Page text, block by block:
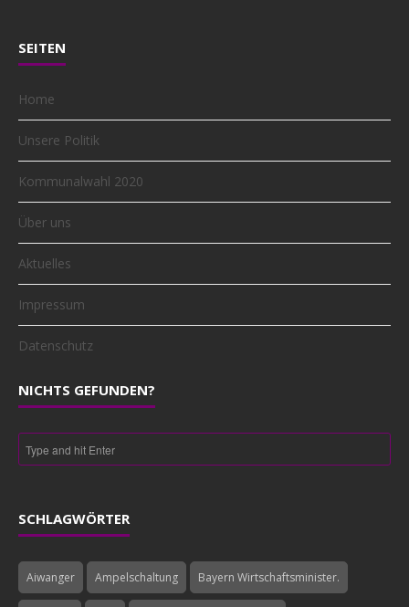
SEITEN
Home
Unsere Politik
Kommunalwahl 2020
Über uns
Aktuelles
Impressum
Datenschutz
NICHTS GEFUNDEN?
SCHLAGWÖRTER
Aiwanger Ampelschaltung Bayern Wirtschaftsminister.